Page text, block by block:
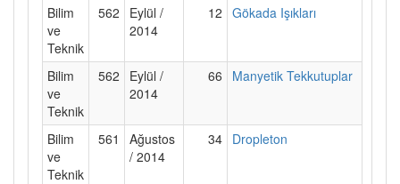
Bilim
ve
Teknik
562
Eylül /
2014
12 Gökada Işıkları
Bilim
ve
Teknik
562
Eylül /
2014
66 Manyetik Tekkutuplar
Bilim
ve
Teknik
561
Ağustos
/ 2014
34 Dropleton